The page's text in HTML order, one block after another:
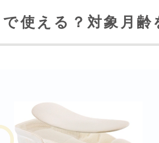
使える？対象月齢